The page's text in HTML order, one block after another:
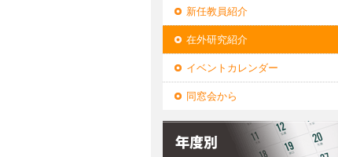
新任教員紹介
在外研究紹介
イベントカレンダー
同窓会から